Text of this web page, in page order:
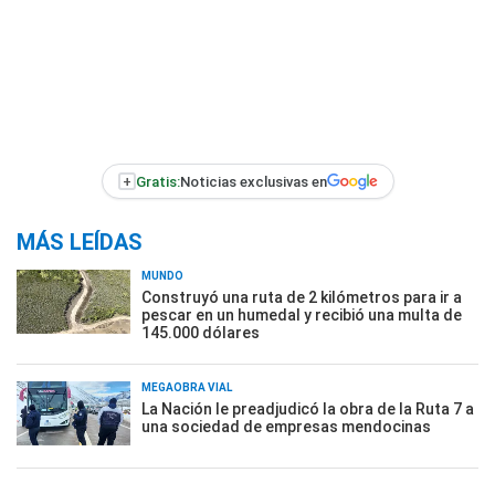
+ Gratis:Noticias exclusivas en
MÁS LEÍDAS
MUNDO
Construyó una ruta de 2 kilómetros para ir a
pescar en un humedal y recibió una multa de
145.000 dólares
MEGAOBRA VIAL
La Nación le preadjudicó la obra de la Ruta 7 a
una sociedad de empresas mendocinas